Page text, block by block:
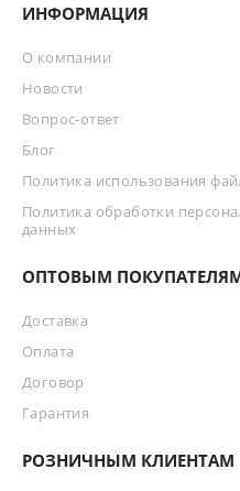
ИНФОРМАЦИЯ
О компании
Новости
Вопрос-ответ
Блог
Политика использования
Политика обработки
данных
ОПТОВЫМ
Доставка
Оплата
Договор
Гарантия
РОЗНИЧНЫМ КЛИЕНТАМ